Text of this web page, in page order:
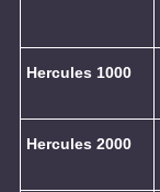
Hercules 1000
Hercules 2000